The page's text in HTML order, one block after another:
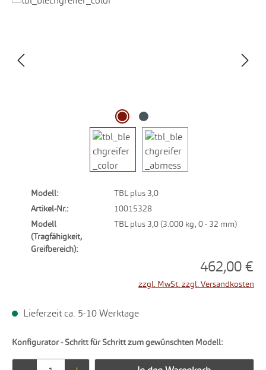
Modell:
TBL plus 3,0
Artikel-Nr.:
10015328
Modell
(Tragfähigkeit,
Greifbereich):
TBL plus 3,0 (3.000 kg, 0 - 32 mm)
462,00 €
zzgl. MwSt. zzgl. Versandkosten
Lieferzeit ca. 5-10 Werktage
Konfigurator - Schritt für Schritt zum gewünschten Modell: